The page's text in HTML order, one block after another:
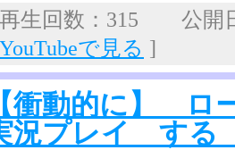
再生回数：315 公開
YouTubeで見る ]
【衝動的に】
況プレイ する